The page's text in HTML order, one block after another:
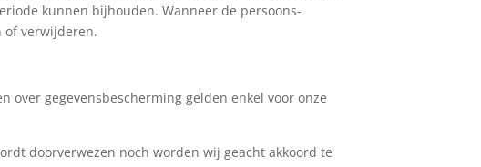
kunnen bijhouden. Wanneer de persoons-
of verwijderen.
over gegevensbescherming gelden enkel voor onze
doorverwezen noch worden wij geacht akkoord te